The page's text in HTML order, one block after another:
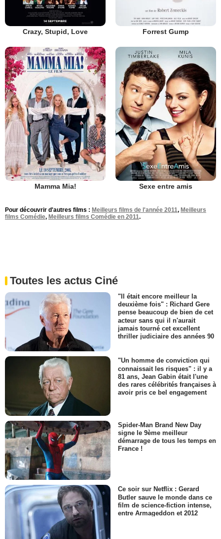
Crazy, Stupid, Love Forrest Gump
Mamma Mia! Sexe entre amis
Pour découvrir d'autres films : Meilleurs films de l'année 2011, Meilleurs
films Comédie, Meilleurs films Comédie en 2011.
Toutes les actus Ciné
"Il était encore meilleur la
deuxième fois" : Richard Gere
pense beaucoup de bien de cet
acteur sans qui il n'aurait
jamais tourné cet excellent
thriller judiciaire des années 90
"Un homme de conviction qui
connaissait les risques" : il y a
81 ans, Jean Gabin était l'une
des rares célébrités françaises à
avoir pris ce bel engagement
Spider-Man Brand New Day
signe le 9ème meilleur
démarrage de tous les temps en
France !
Ce soir sur Netflix : Gerard
Butler sauve le monde dans ce
film de science-fiction intense,
entre Armageddon et 2012